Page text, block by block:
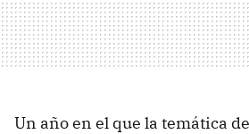
Un año en el que la temática